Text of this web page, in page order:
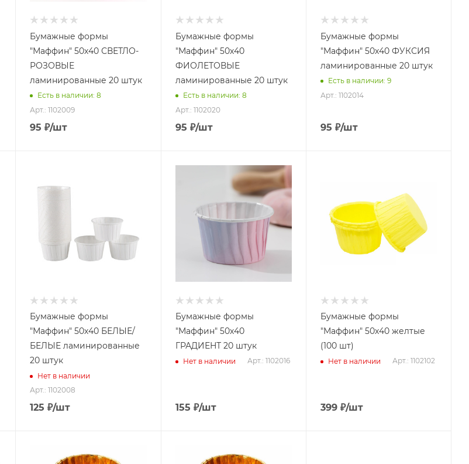
Бумажные формы
"Маффин" 50х40 СВЕТЛО-
РОЗОВЫЕ
ламинированные 20 штук
Есть в наличии: 8
Арт.: 1102009
95 ₽/шт
Бумажные формы
"Маффин" 50х40
ФИОЛЕТОВЫЕ
ламинированные 20 штук
Есть в наличии: 8
Арт.: 1102020
95 ₽/шт
Бумажные формы
"Маффин" 50х40 ФУКСИЯ
ламинированные 20 штук
Есть в наличии: 9
Арт.: 1102014
95 ₽/шт
Бумажные формы
"Маффин" 50х40 БЕЛЫЕ/
БЕЛЫЕ ламинированные
20 штук
Нет в наличии
Арт.: 1102008
125 ₽/шт
Бумажные формы
"Маффин" 50х40
ГРАДИЕНТ 20 штук
Нет в наличии Арт.: 1102016
155 ₽/шт
Бумажные формы
"Маффин" 50х40 желтые
(100 шт)
Нет в наличии Арт.: 1102102
399₽/шт